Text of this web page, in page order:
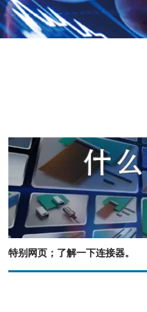
特别网页；了解一下连接器。